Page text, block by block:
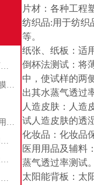
YY_T 0471.1-2004 接触性创面敷料试验方法 第1部分_液体吸收性
YBB00172002药品包装用复合膜、袋的阻隔性能
GB∕T35795-2017全生物降解农用地面覆盖薄膜的水蒸气透过率测试
YY/T 0148-2006 医用胶带通用要求附录C水蒸气透过性试验方法
ISO 15106-3塑料薄膜水蒸气透过率测定第三部分电解检测传感器方法
接触性创面敷料试验方法 第⒉部分:透气膜敷料水蒸气透过率
片材：各种工程
纺织品:用于纺织
等。
纸张、纸板：适
倒杯法测试：将
中，使试样的两
出其水蒸气透过
人造皮肤：人造
试人造皮肤的透
化妆品：化妆品
医用用品及辅料
蒸气透过率测试
太阳能背板：太